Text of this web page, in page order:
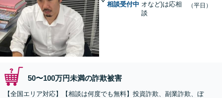
相談受付中 オなど)は応相
談
（平日）
50〜100万円未満の詐欺被害
【全国エリア対応】【相談は何度でも無料】投資詐欺、副業詐欺、ぼ